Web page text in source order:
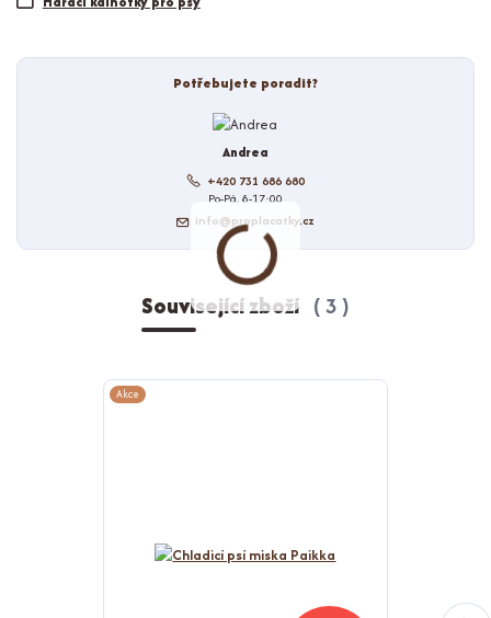
Potřebujete poradit?
Andrea
+420 731 686 680
Po-Pá, 8-17:00
info@proplacatky.cz
Související zboží 3
Akce